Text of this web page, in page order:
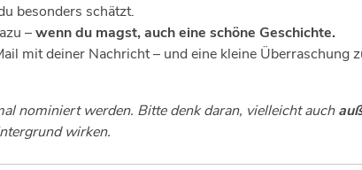
besonders schätzt.
–wenn du magst, auch eine schöne Geschichte.
mit deiner Nachricht – und eine kleine Überraschung
nominiert werden. Bitte denk daran, vielleicht auch
wirken.